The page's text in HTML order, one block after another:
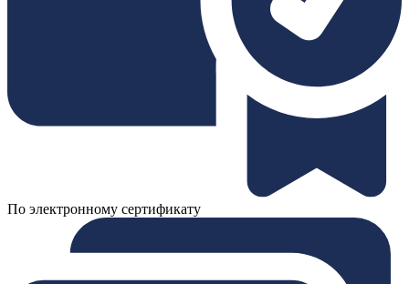
По электронному сертификату